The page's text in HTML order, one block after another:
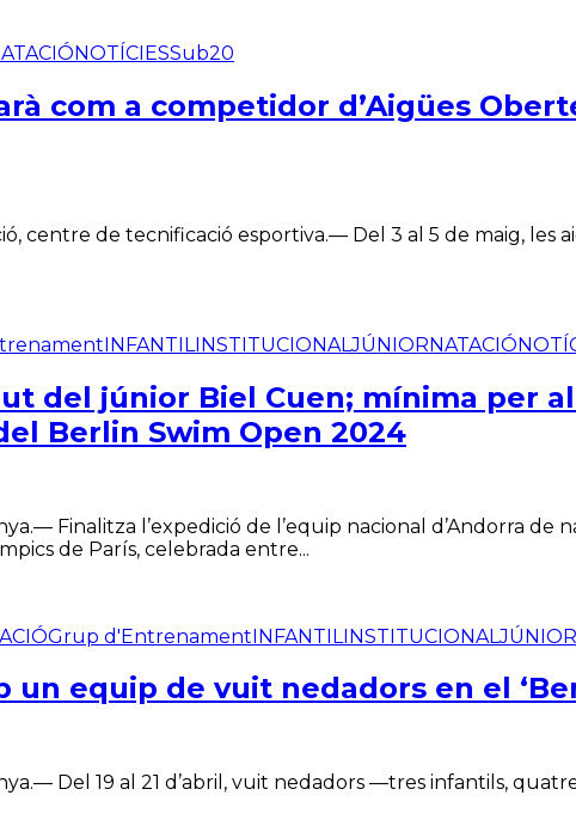
NOTÍCIESSub20
com a competidor d’Aigües
centre de tecnificació esportiva.— Del 3 al 5 de maig,
INFANTIL INSTITUCIONALJÚNIORNATACIÓ
del júnior Biel Cuen; mínima per
Berlin Swim Open 2024
Finalitza l’expedició de l’equip nacional d’Andorra
de París, celebrada entre...
Grup d'EntrenamentINFANTIL INSTITUCIONALJÚNIOR
equip de vuit nedadors en el
Del 19 al 21 d’abril, vuit nedadors —tres infantils,